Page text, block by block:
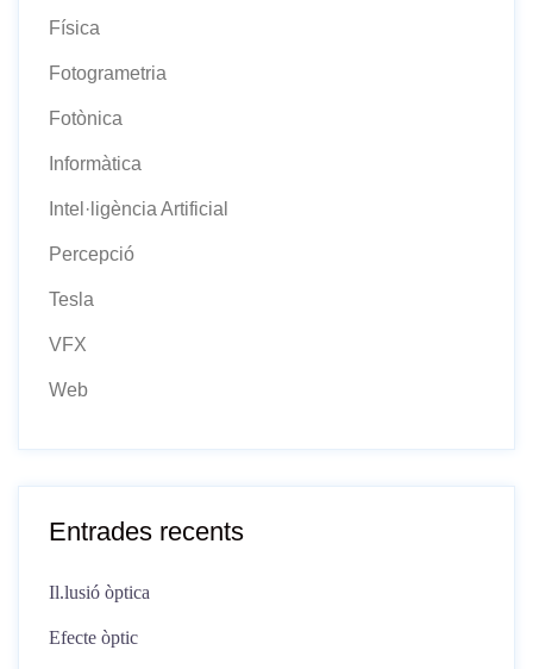
Física
Fotogrametria
Fotònica
Informàtica
Intel·ligència Artificial
Percepció
Tesla
VFX
Web
Entrades recents
Il.lusió òptica
Efecte òptic